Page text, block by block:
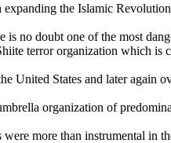
expanding the Islamic Revolution
is no doubt one of the most
terror organization which is
United States and later again
organization of
were more than instrumental in